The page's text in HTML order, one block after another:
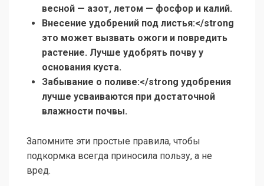
весной — азот, летом — фосфор и калий.
Внесение удобрений под листья:</strong
это может вызвать ожоги и повредить
растение. Лучше удобрять почву у
основания куста.
Забывание о поливе:</strong удобрения
лучше усваиваются при достаточной
влажности почвы.
Запомните эти простые правила, чтобы
подкормка всегда приносила пользу, а не
вред.